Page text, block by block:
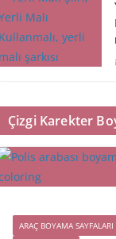
Çizgi Karekter
ARAÇ BOYAMA SAYFALARI